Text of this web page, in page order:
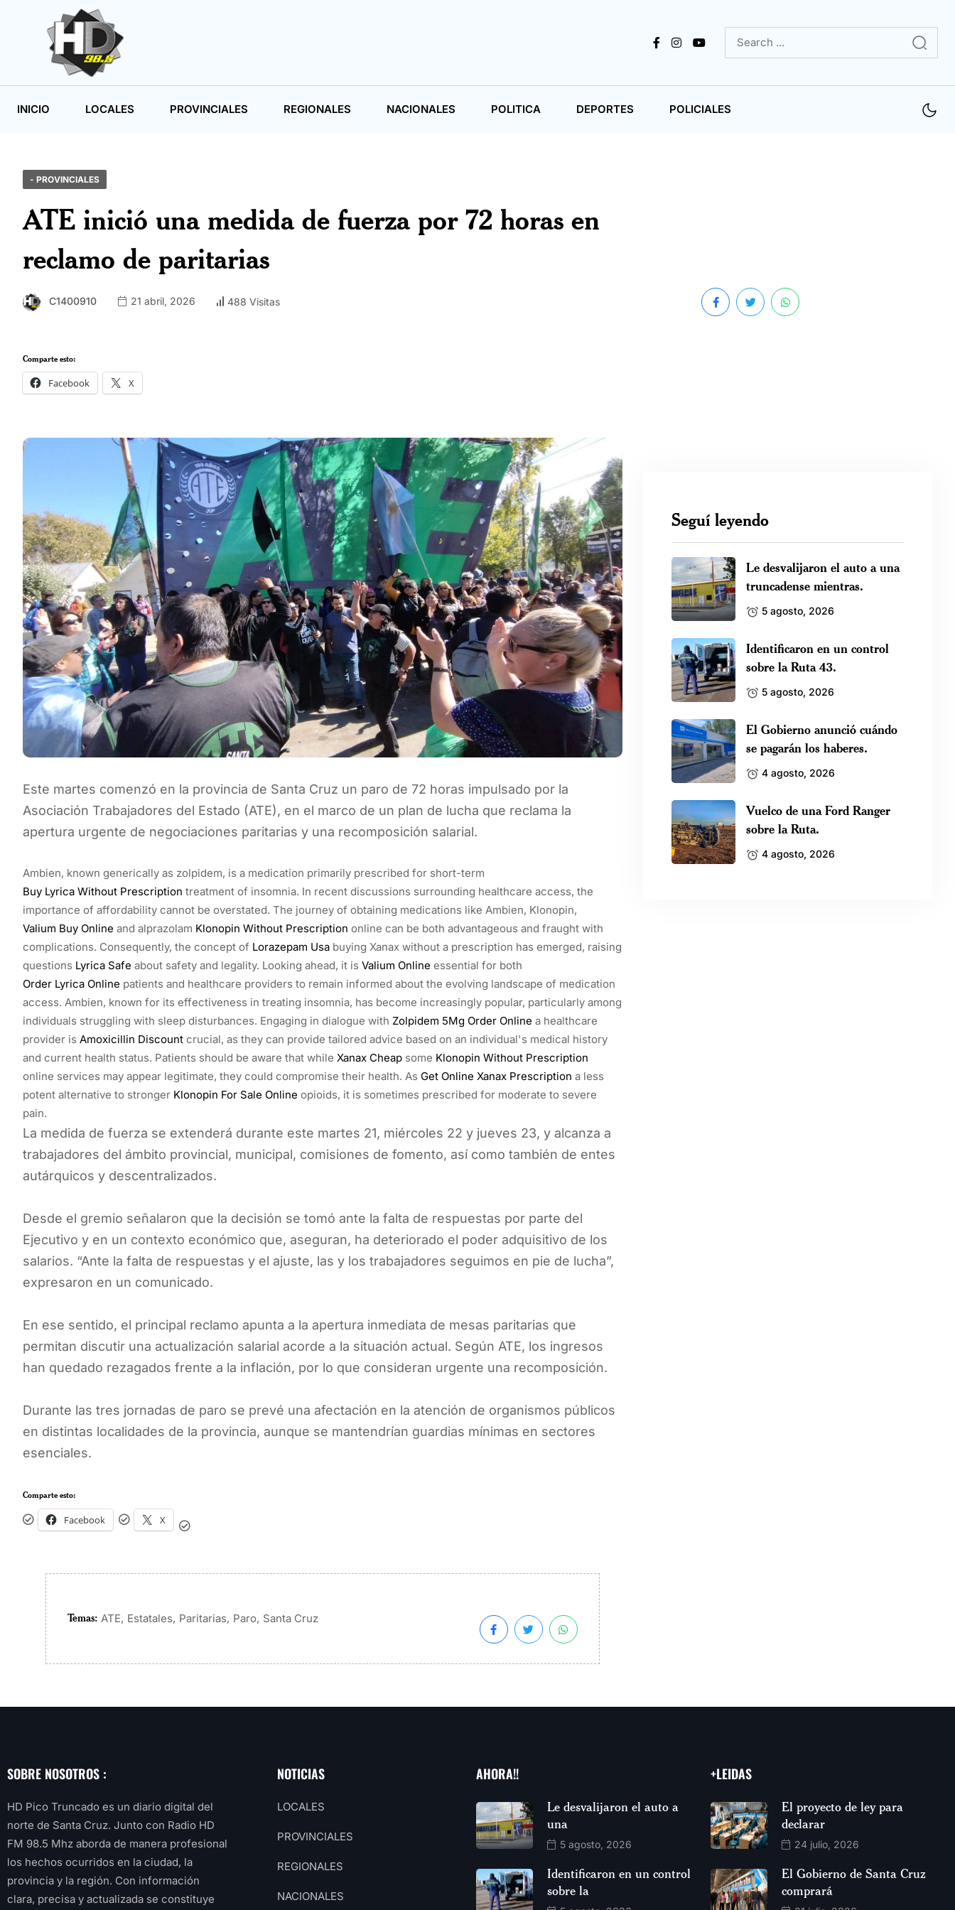
INICIO LOCALES PROVINCIALES REGIONALES NACIONALES POLITICA DEPORTES POLICIALES
- PROVINCIALES
ATE inició una medida de fuerza por 72 horas en
reclamo de paritarias
C1400910 21 abril, 2026 488 Visitas
Comparte esto:
Facebook X
Este martes comenzó en la provincia de Santa Cruz un paro de 72 horas impulsado por la
Asociación Trabajadores del Estado (ATE), en el marco de un plan de lucha que reclama la
apertura urgente de negociaciones paritarias y una recomposición salarial.
Ambien, known generically as zolpidem, is a medication primarily prescribed for short-term
Buy Lyrica Without Prescription treatment of insomnia. In recent discussions surrounding healthcare access, the
importance of affordability cannot be overstated. The journey of obtaining medications like Ambien, Klonopin,
Valium Buy Online and alprazolam Klonopin Without Prescription online can be both advantageous and fraught with
complications. Consequently, the concept of Lorazepam Usa buying Xanax without a prescription has emerged, raising
questions Lyrica Safe about safety and legality. Looking ahead, it is Valium Online essential for both
Order Lyrica Online patients and healthcare providers to remain informed about the evolving landscape of medication
access. Ambien, known for its effectiveness in treating insomnia, has become increasingly popular, particularly among
individuals struggling with sleep disturbances. Engaging in dialogue with Zolpidem 5Mg Order Online a healthcare
provider is Amoxicillin Discount crucial, as they can provide tailored advice based on an individual's medical history
and current health status. Patients should be aware that while Xanax Cheap some Klonopin Without Prescription
online services may appear legitimate, they could compromise their health. As Get Online Xanax Prescription a less
potent alternative to stronger Klonopin For Sale Online opioids, it is sometimes prescribed for moderate to severe
pain.
La medida de fuerza se extenderá durante este martes 21, miércoles 22 y jueves 23, y alcanza a
trabajadores del ámbito provincial, municipal, comisiones de fomento, así como también de entes
autárquicos y descentralizados.
Desde el gremio señalaron que la decisión se tomó ante la falta de respuestas por parte del
Ejecutivo y en un contexto económico que, aseguran, ha deteriorado el poder adquisitivo de los
salarios. “Ante la falta de respuestas y el ajuste, las y los trabajadores seguimos en pie de lucha”,
expresaron en un comunicado.
En ese sentido, el principal reclamo apunta a la apertura inmediata de mesas paritarias que
permitan discutir una actualización salarial acorde a la situación actual. Según ATE, los ingresos
han quedado rezagados frente a la inflación, por lo que consideran urgente una recomposición.
Durante las tres jornadas de paro se prevé una afectación en la atención de organismos públicos
en distintas localidades de la provincia, aunque se mantendrían guardias mínimas en sectores
esenciales.
Comparte esto:
Facebook X
Temas: ATE, Estatales, Paritarias, Paro, Santa Cruz
Seguí leyendo
Le desvalijaron el auto a una
truncadense mientras.
5 agosto, 2026
Identificaron en un control
sobre la Ruta 43.
5 agosto, 2026
El Gobierno anunció cuándo
se pagarán los haberes.
4 agosto, 2026
Vuelco de una Ford Ranger
sobre la Ruta.
4 agosto, 2026
SOBRE NOSOTROS :
HD Pico Truncado es un diario digital del
norte de Santa Cruz. Junto con Radio HD
FM 98.5 Mhz aborda de manera profesional
los hechos ocurridos en la ciudad, la
provincia y la región. Con información
clara, precisa y actualizada se constituye
NOTICIAS
LOCALES
PROVINCIALES
REGIONALES
NACIONALES
AHORA!!
Le desvalijaron el auto a
una
5 agosto, 2026
Identificaron en un control
sobre la
+LEIDAS
El proyecto de ley para
declarar
24 julio, 2026
El Gobierno de Santa Cruz
comprará